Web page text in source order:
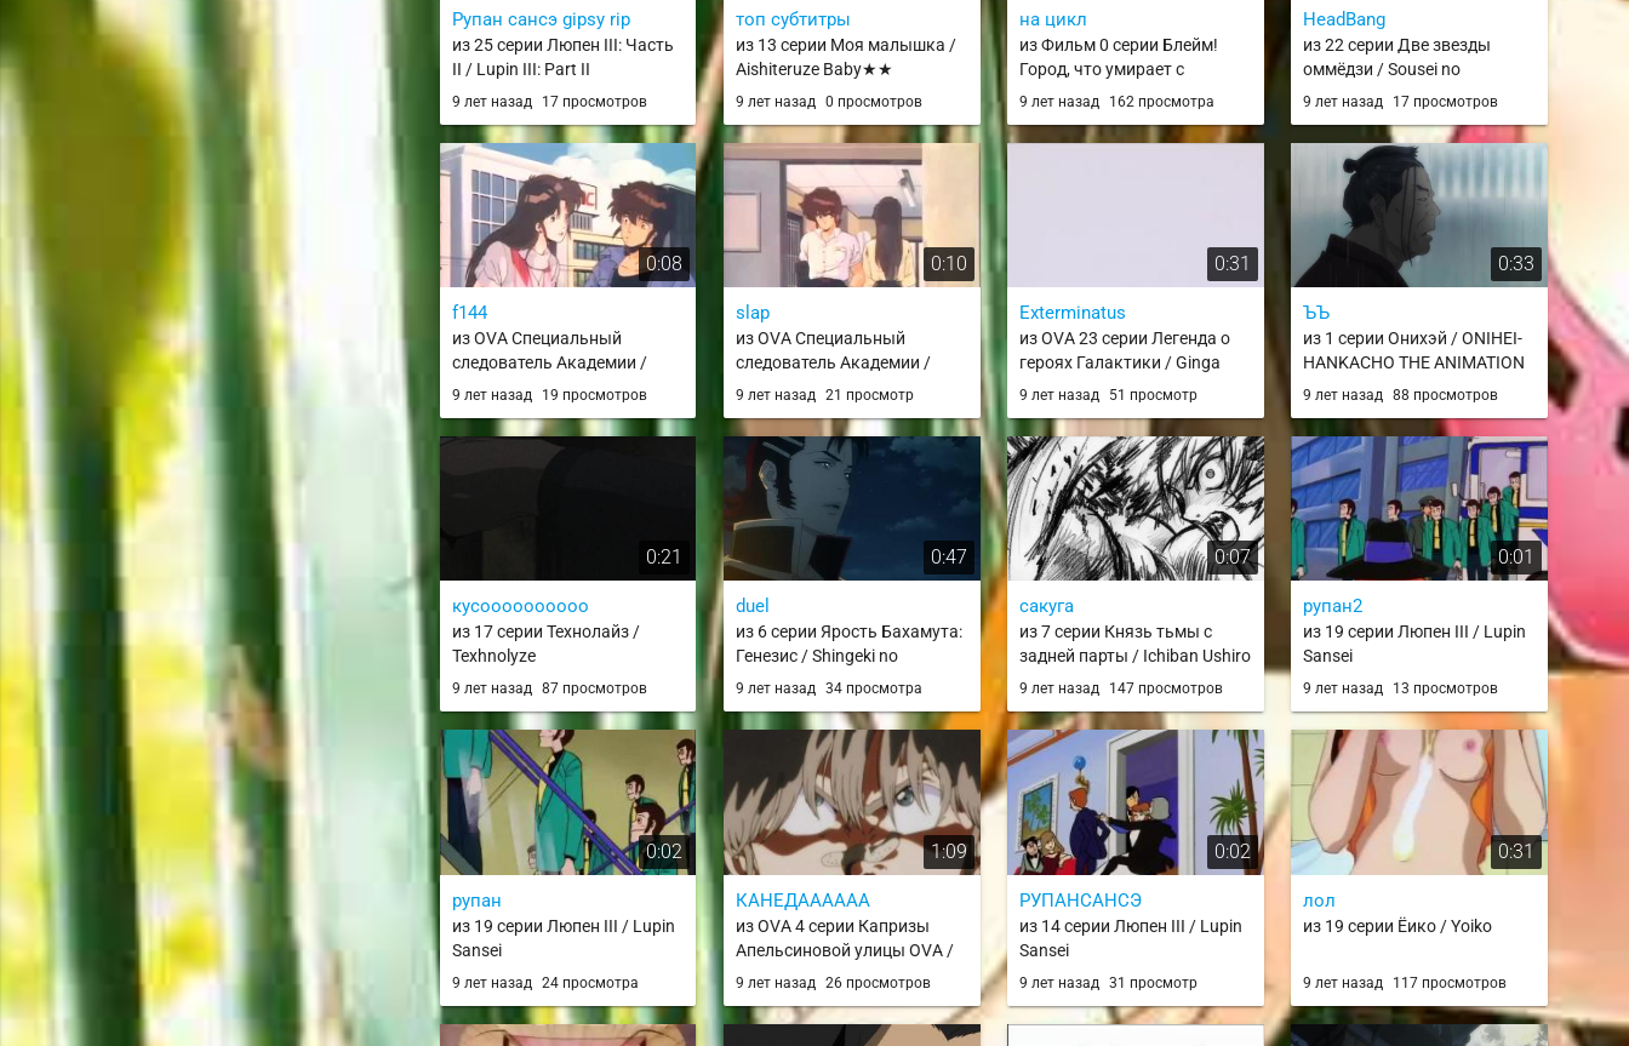
Рупан сансэ gipsy rip
из 25 серии Люпен III: Часть
II / Lupin III: Part II
9 лет назад 17 просмотров
топ субтитры
из 13 серии Моя малышка /
Aishiteruze Baby★★
9 лет назад 0 просмотров
на цикл
из Фильм 0 серии Блейм!
Город, что умирает с
древности / Blame! Movie
9 лет назад 162 просмотра
HeadBang
из 22 серии Две звезды
оммёдзи / Sousei no
Onmyouji
9 лет назад 17 просмотров
0:08
f144
из OVA Специальный
следователь Академии /
Gakuen Tokusou Hikaruon
9 лет назад 19 просмотров
0:10
slap
из OVA Специальный
следователь Академии /
Gakuen Tokusou Hikaruon
9 лет назад 21 просмотр
0:31
Exterminatus
из OVA 23 серии Легенда о
героях Галактики / Ginga
Eiyuu Densetsu
9 лет назад 51 просмотр
0:33
ЪЪ
из 1 серии Онихэй / ONIHEI-
HANKACHO THE ANIMATION
9 лет назад 88 просмотров
0:21
кусоооооооооо
из 17 серии Технолайз /
Texhnolyze
9 лет назад 87 просмотров
0:47
duel
из 6 серии Ярость Бахамута:
Генезис / Shingeki no
Bahamut: Genesis / SnB
9 лет назад 34 просмотра
0:07
сакуга
из 7 серии Князь тьмы с
задней парты / Ichiban Ushiro
no Daimaou / Daimao
9 лет назад 147 просмотров
0:01
рупан2
из 19 серии Люпен III / Lupin
Sansei
9 лет назад 13 просмотров
0:02
рупан
из 19 серии Люпен III / Lupin
Sansei
9 лет назад 24 просмотра
1:09
КАНЕДАААААА
из OVA 4 серии Капризы
Апельсиновой улицы OVA /
Kimagure Orange☆Road OVA
9 лет назад 26 просмотров
0:02
РУПАНСАНСЭ
из 14 серии Люпен III / Lupin
Sansei
9 лет назад 31 просмотр
0:31
лол
из 19 серии Ёико / Yoiko
9 лет назад 117 просмотров